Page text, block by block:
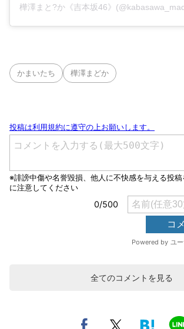
かまいたち 樺澤まどか
全てのコメントを見る